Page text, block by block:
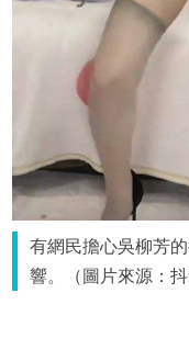
有網民擔心吳柳芳
響。（圖片來源：